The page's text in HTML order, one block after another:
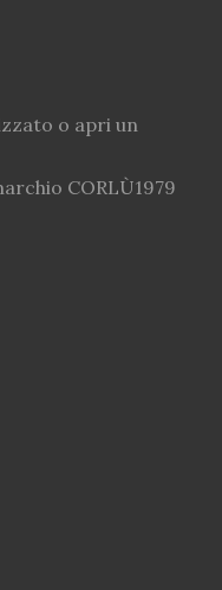
o apri un
CORLÙ1979